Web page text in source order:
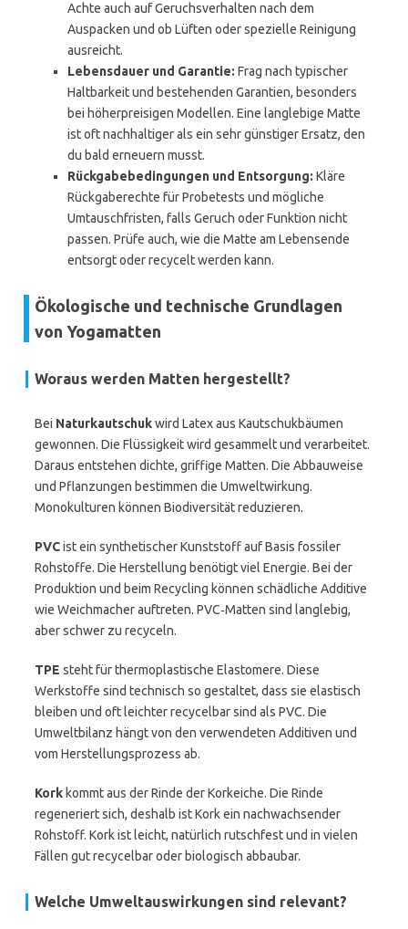
Achte auch auf Geruchsverhalten nach dem
Auspacken und ob Lüften oder spezielle Reinigung
ausreicht.
Lebensdauer und Garantie: Frag nach typischer
Haltbarkeit und bestehenden Garantien, besonders
bei höherpreisigen Modellen. Eine langlebige Matte
ist oft nachhaltiger als ein sehr günstiger Ersatz, den
du bald erneuern musst.
Rückgabebedingungen und Entsorgung: Kläre
Rückgaberechte für Probetests und mögliche
Umtauschfristen, falls Geruch oder Funktion nicht
passen. Prüfe auch, wie die Matte am Lebensende
entsorgt oder recycelt werden kann.
Ökologische und technische Grundlagen
von Yogamatten
Woraus werden Matten hergestellt?
Bei Naturkautschukwird Latex aus Kautschukbäumen
gewonnen. Die Flüssigkeit wird gesammelt und verarbeitet.
Daraus entstehen dichte, griffige Matten. Die Abbauweise
und Pflanzungen bestimmen die Umweltwirkung.
Monokulturen können Biodiversität reduzieren.
PVCist ein synthetischer Kunststoff auf Basis fossiler
Rohstoffe. Die Herstellung benötigt viel Energie. Bei der
Produktion und beim Recycling können schädliche Additive
wie Weichmacher auftreten. PVC‑Matten sind langlebig,
aber schwer zu recyceln.
TPE steht für thermoplastische Elastomere. Diese
Werkstoffe sind technisch so gestaltet, dass sie elastisch
bleiben und oft leichter recycelbar sind als PVC. Die
Umweltbilanz hängt von den verwendeten Additiven und
vom Herstellungsprozess ab.
Kork kommt aus der Rinde der Korkeiche. Die Rinde
regeneriert sich, deshalb ist Kork ein nachwachsender
Rohstoff. Kork ist leicht, natürlich rutschfest und in vielen
Fällen gut recycelbar oder biologisch abbaubar.
Welche Umweltauswirkungen sind relevant?